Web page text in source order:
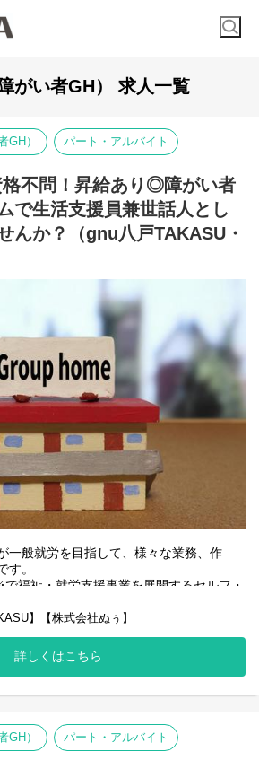
がい者GH） 求人一覧
GH） パート・アルバイト
格不問！昇給あり◎障がい者
で生活支援員兼世話人とし
んか？（gnu八戸TAKASU・
一般就労を目指して、様々な業務、作
す。
福祉・就労支援事業を展開するセルフ・
富なノウハウとネットワークを活かし、
下のパターンの事業所を全国に展開をさ
所】
。
所】
】【株式会社ぬぅ】
詳しくはこちら
GH） パート・アルバイト